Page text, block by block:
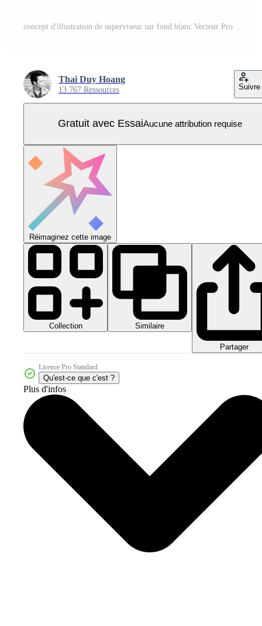
concept d'illustration de superviseur sur fond blanc Vecteur Pro
Thai Duy Hoang
13 767 Ressources Suivre
Gratuit avec EssaiAucune attribution requise
Réimaginez cette image
Collection Similaire
Partager
Licence Pro Standard
Qu'est-ce que c'est ?
Plus d'infos